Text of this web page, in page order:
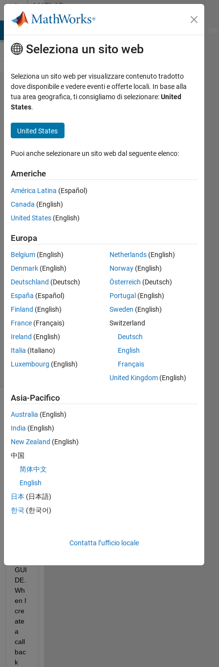
Vai al contenutoMATLAB
Answers
What
Does
Element
Syntax
Mean?
Rightia
26 Mar
2017
1
Risposta
Risposta
accettata
Aggiornato
2017
8
Visualizzazioni
cre
ate
a
GUI
DE.
Wh
en I
cre
ate
a
call
bac
k
Seleziona un sito web
Seleziona un sito web per visualizzare contenuto tradotto
dove disponibile e vedere eventi e offerte locali. In base alla
tua area geografica, ti consigliamo di selezionare:United
States.
United States
Puoi anche selezionare un sito web dal seguente elenco:
Americhe
América Latina (Español)
Canada (English)
United States (English)
Europa
Belgium (English)
Denmark (English)
Deutschland (Deutsch)
España (Español)
Finland (English)
France (Français)
Ireland (English)
Italia (Italiano)
Luxembourg (English)
Netherlands(English)
Norway(English)
Österreich (Deutsch)
Portugal (English)
Sweden (English)
Switzerland
Deutsch
English
Français
United Kingdom(English)
Asia-Pacifico
Australia (English)
India (English)
New Zealand (English)
中国
简体中文
English
日本 (日本語)
한국 (한국어)
Contatta l’ufficio locale